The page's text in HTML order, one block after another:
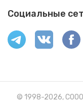
Социальные
© 1998-2026,